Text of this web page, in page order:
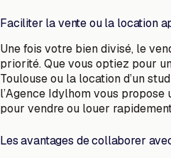
Faciliter la vente ou la location
Une fois votre bien divisé, le
priorité. Que vous optiez pour
Toulouse ou la location d’un
l’Agence Idylhom vous
pour vendre ou louer
Les avantages de collaborer